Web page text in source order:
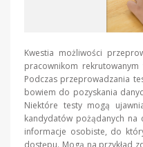
Kwestia możliwości
pracownikom
Podczas przeprowadzania
bowiem do pozyskania
Niektóre testy mogą
kandydatów pożądanych na
informacje osobiste, do
dostępu. Mogą na przykład